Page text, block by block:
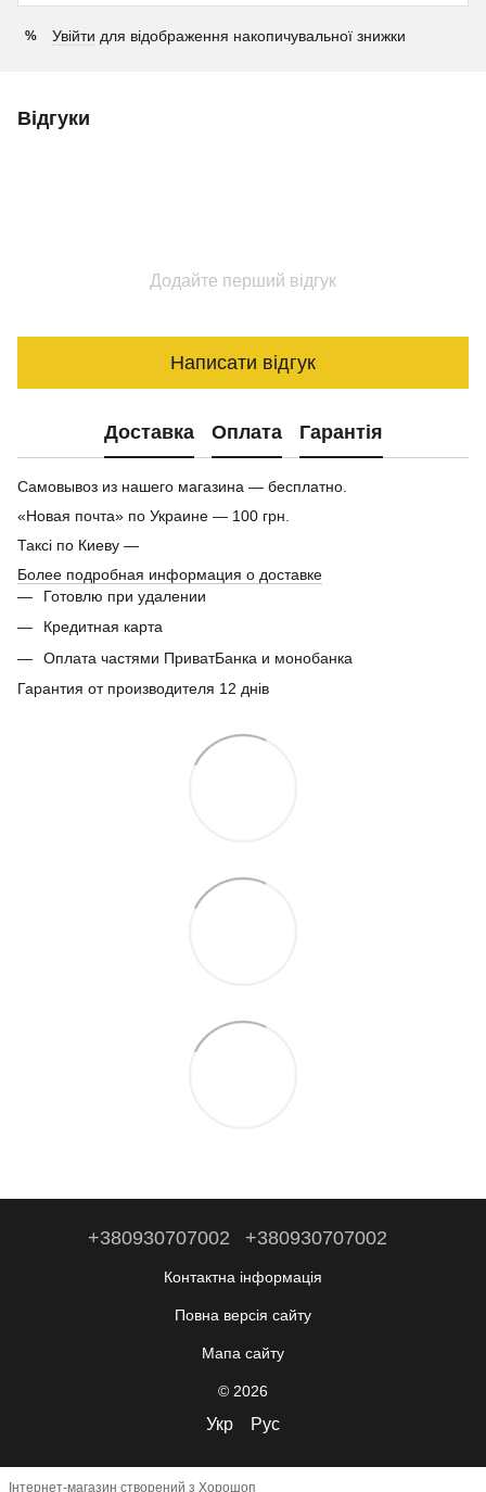
% Увійти для відображення накопичувальної знижки
Відгуки
Додайте перший відгук
Написати відгук
Доставка Оплата Гарантія
Самовывоз из нашего магазина — бесплатно.
«Новая почта» по Украине — 100 грн.
Таксі по Киеву —
Более подробная информация о доставке
Готовлю при удалении
Кредитная карта
Оплата частями ПриватБанка и монобанка
Гарантия от производителя 12 днів
+380930707002 +380930707002
Контактна інформація
Повна версія сайту
Мапа сайту
© 2026
Укр Рус
Інтернет-магазин створений з Хорошоп